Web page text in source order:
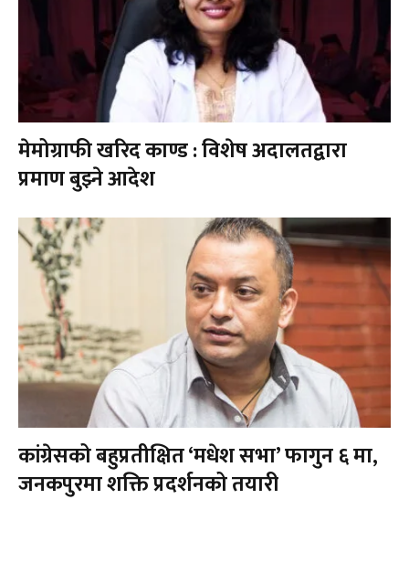
मेमोग्राफी खरिद काण्ड : विशेष अदालतद्वारा
प्रमाण बुझ्ने आदेश
कांग्रेसको बहुप्रतीक्षित ‘मधेश सभा’ फागुन ६ मा,
जनकपुरमा शक्ति प्रदर्शनको तयारी